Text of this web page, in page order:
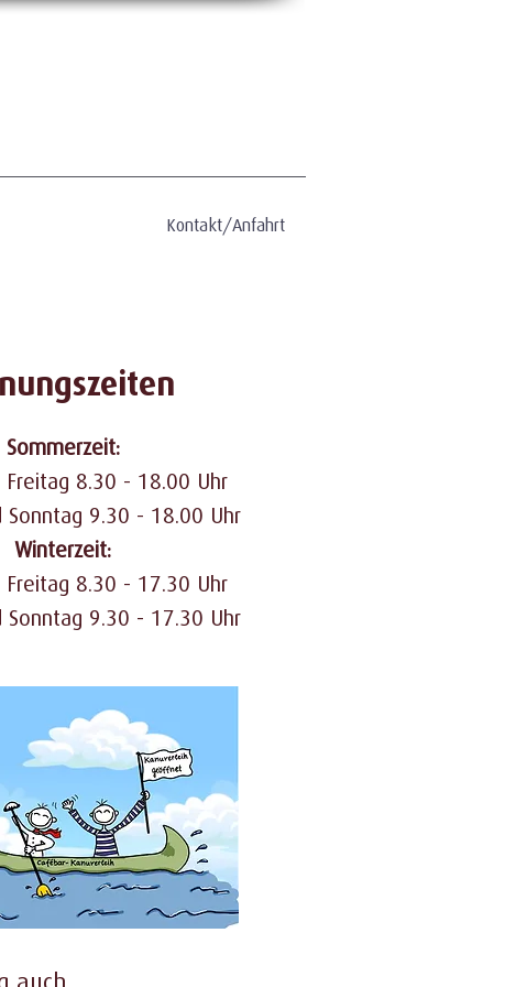
Kontakt/Anfahrt
Sommerzeit:
Freitag 8.30 - 18.00 Uhr
Sonntag 9.30 - 18.00 Uhr
Winterzeit:
Freitag 8.30 - 17.30 Uhr
Sonntag 9.30 - 17.30 Uhr